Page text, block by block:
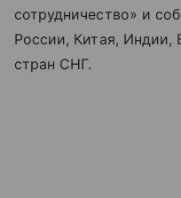
сотрудничество» и
России, Китая, Индии,
стран СНГ.